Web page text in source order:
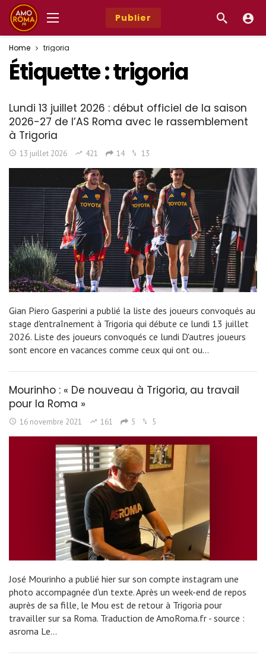
Publier
Home trigoria
Étiquette :trigoria
Lundi 13 juillet 2026 : début officiel de la saison
2026-27 de l’AS Roma avec le rassemblement
à Trigoria
13 juillet 2026 421 14 13
Gian Piero Gasperini a publié la liste des joueurs convoqués au
stage d'entraînement à Trigoria qui débute ce lundi 13 juillet
2026. Liste des joueurs convoqués ce lundi D'autres joueurs
sont encore en vacances comme ceux qui ont ou…
Mourinho : « De nouveau à Trigoria, au travail
pour la Roma »
16 novembre 2021 161 5 5
José Mourinho a publié hier sur son compte instagram une
photo accompagnée d'un texte. Après un week-end de repos
auprès de sa fille, le Mou est de retour à Trigoria pour
travailler sur sa Roma. Traduction de AmoRoma.fr - source :
asroma Le…